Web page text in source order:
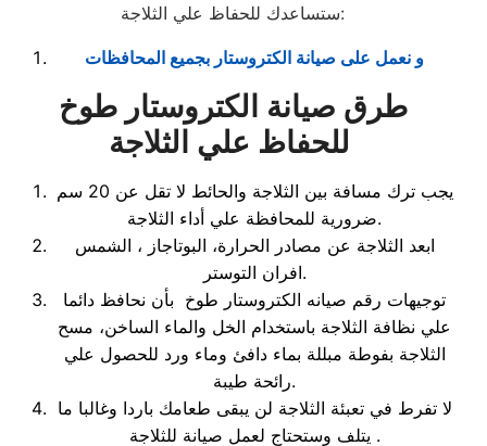
ستساعدك للحفاظ علي الثلاجة:
و نعمل على صيانة الكتروستار بجميع المحافظات
طرق صيانة الكتروستار طوخ
للحفاظ علي الثلاجة
يجب ترك مسافة بين الثلاجة والحائط لا تقل عن 20 سم
ضرورية للمحافظة علي أداء الثلاجة.
ابعد الثلاجة عن مصادر الحرارة، البوتاجاز ، الشمس
افران التوستر.
توجيهات رقم صيانه الكتروستار طوخ بأن نحافظ دائما
علي نظافة الثلاجة باستخدام الخل والماء الساخن، مسح
الثلاجة بفوطة مبللة بماء دافئ وماء ورد للحصول علي
رائحة طيبة.
لا تفرط في تعبئة الثلاجة لن يبقى طعامك باردا وغالبا ما
يتلف وستحتاج لعمل صيانة للثلاجة .